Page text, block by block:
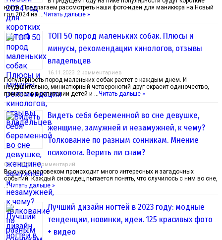
ногти. Предлагаем рассмотреть наши фото-идеи для маникюра на Новый
год 2024 на …Читать дальше »
ТОП 50 пород маленьких собак. Плюсы и
минусы, рекомендации кинологов, отзывы
владельцев
16.11.2023 2 комментариев
Популярность пород маленьких собак растет с каждым днем. И
неудивительно, миниатюрный четвероногий друг скрасит одиночество,
поможет в воспитании детей и …Читать дальше »
Видеть себя беременной во сне девушке,
женщине, замужней и незамужней, к чему?
Толкование по разным сонникам. Мнение
психолога. Верить ли снам?
04.10.2023 1 Комментарий
Во снах с человеком происходит много интересных и загадочных
событий. Каждый сновидец пытается понять, что случилось с ним во сне,
…Читать дальше »
Лучший дизайн ногтей в 2023 году: модные
тенденции, новинки, идеи. 125 красивых фото
+ видео